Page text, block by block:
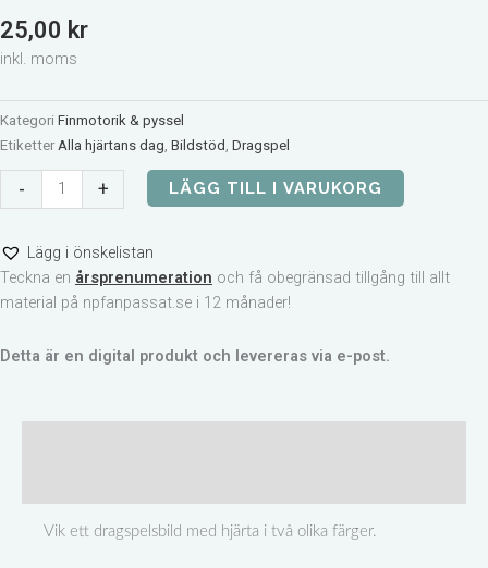
25,00 kr
inkl. moms
Kategori Finmotorik & pyssel
Etiketter Alla hjärtans dag, Bildstöd , Dragspel
-
Dragspelsbild
med
-
Hjärtan
mängd
+ LÄGG TILL I VARUKORG
Lägg i önskelistan
Teckna en årsprenumeration och få obegränsad tillgång till allt
material på npfanpassat.se i 12 månader!
Detta är en digital produkt och levereras via e-post.
Vik ett dragspelsbild med hjärta i två olika färger.